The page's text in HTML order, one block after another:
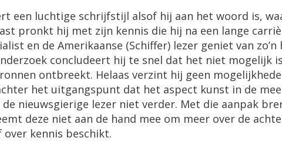
een luchtige schrijfstijl alsof hij aan het woord is,
pronkt hij met zijn kennis die hij na een lange carriè
en de Amerikaanse (Schiffer) lezer geniet van zo’n
concludeert hij te snel dat het niet mogelijk is
ontbreekt. Helaas verzint hij geen
het uitgangspunt dat het aspect kunst in de
de nieuwsgierige lezer niet verder. Met die aanpak
deze niet aan de hand mee om meer over de
over kennis beschikt.